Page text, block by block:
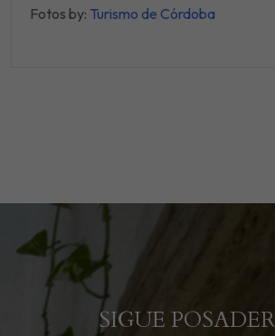
Fotos by: Turismo de Córdoba
SIGUE